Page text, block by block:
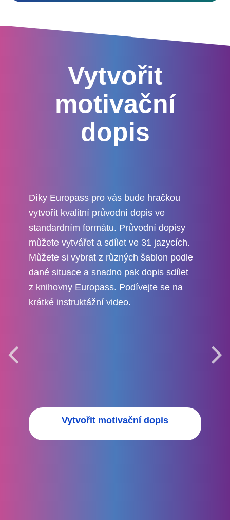
Vytvořit
motivační
dopis
Díky Europass pro vás bude hračkou
vytvořit kvalitní průvodní dopis ve
standardním formátu. Průvodní dopisy
můžete vytvářet a sdílet ve 31 jazycích.
Můžete si vybrat z různých šablon podle
dané situace a snadno pak dopis sdílet
z knihovny Europass. Podívejte se na
krátké instruktážní video.
Vytvořit motivační dopis